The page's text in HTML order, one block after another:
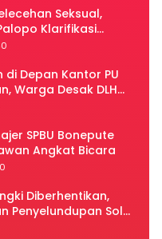
Seksual,
Klarifikasi
Depan Kantor PU
Warga Desak DLH
SPBU Bonepute
Angkat Bicara
Diberhentikan,
Penyelundupan Solar